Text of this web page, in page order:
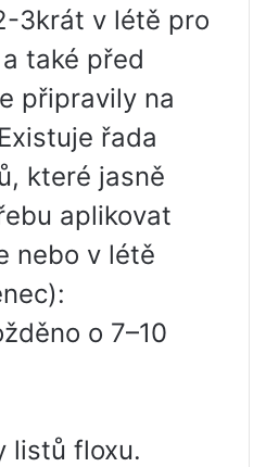
3krát v létě pro
také před
připravily na
řada
které jasně
aplikovat
nebo v létě
o 7–10
listů floxu.